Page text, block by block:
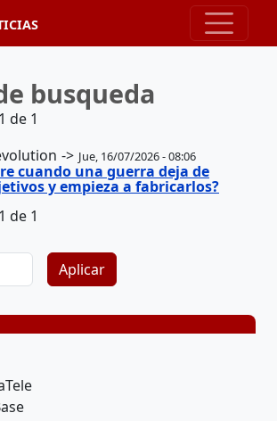
principal
busqueda
de 1
Jue, 16/07/2026 - 08:06
cuando una guerra deja de
y empieza a fabricarlos?
de 1